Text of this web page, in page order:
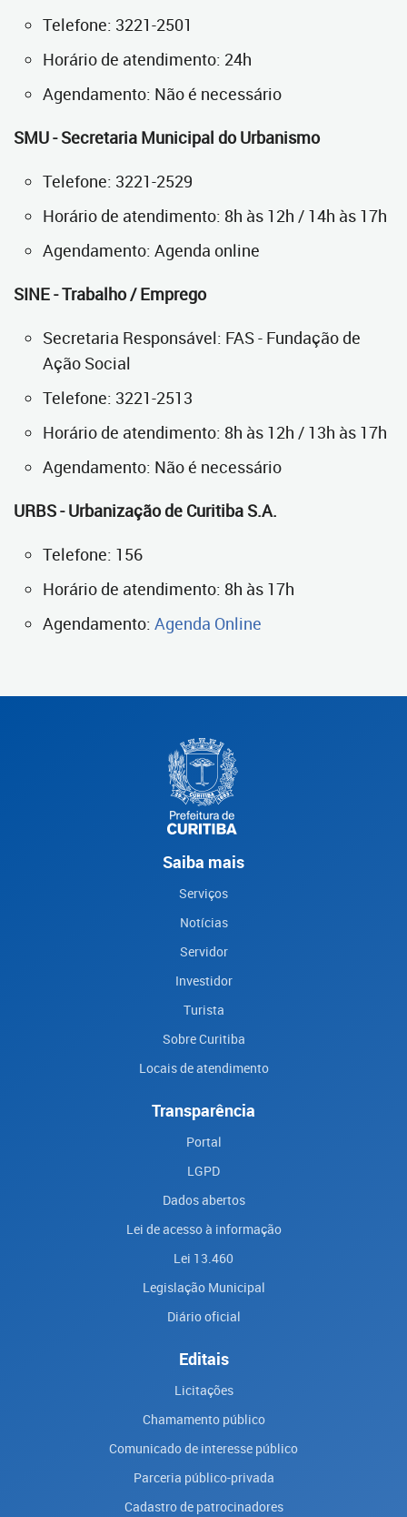
Telefone: 3221-2501
Horário de atendimento: 24h
Agendamento: Não é necessário
SMU - Secretaria Municipal do Urbanismo
Telefone: 3221-2529
Horário de atendimento: 8h às 12h / 14h às 17h
Agendamento: Agenda online
SINE - Trabalho / Emprego
Secretaria Responsável: FAS - Fundação de
Ação Social
Telefone: 3221-2513
Horário de atendimento: 8h às 12h / 13h às 17h
Agendamento: Não é necessário
URBS - Urbanização de Curitiba S.A.
Telefone: 156
Horário de atendimento: 8h às 17h
Agendamento: Agenda Online
Saiba mais
Serviços
Notícias
Servidor
Investidor
Turista
Sobre Curitiba
Locais de atendimento
Transparência
Portal
LGPD
Dados abertos
Lei de acesso à informação
Lei 13.460
Legislação Municipal
Diário oficial
Editais
Licitações
Chamamento público
Comunicado de interesse público
Parceria público-privada
Cadastro de patrocinadores